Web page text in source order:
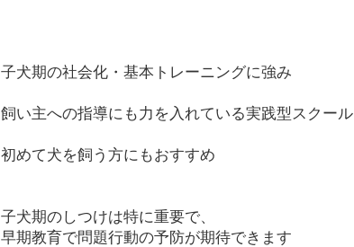
子犬期の社会化・基本トレーニングに強み
飼い主への指導にも力を入れている実践型スクール
初めて犬を飼う方にもおすすめ
子犬期のしつけは特に重要で、
早期教育で問題行動の予防が期待できます